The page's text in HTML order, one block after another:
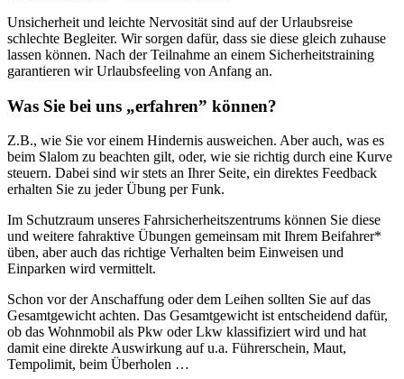
Unsicherheit und leichte Nervosität sind auf der Urlaubsreise
schlechte Begleiter. Wir sorgen dafür, dass sie diese gleich zuhause
lassen können. Nach der Teilnahme an einem Sicherheitstraining
garantieren wir Urlaubsfeeling von Anfang an.
Was Sie bei uns „erfahren” können?
Z.B., wie Sie vor einem Hindernis ausweichen. Aber auch, was es
beim Slalom zu beachten gilt, oder, wie sie richtig durch eine Kurve
steuern. Dabei sind wir stets an Ihrer Seite, ein direktes Feedback
erhalten Sie zu jeder Übung per Funk.
Im Schutzraum unseres Fahrsicherheitszentrums können Sie diese
und weitere fahraktive Übungen gemeinsam mit Ihrem Beifahrer*
üben, aber auch das richtige Verhalten beim Einweisen und
Einparken wird vermittelt.
Schon vor der Anschaffung oder dem Leihen sollten Sie auf das
Gesamtgewicht achten. Das Gesamtgewicht ist entscheidend dafür,
ob das Wohnmobil als Pkw oder Lkw klassifiziert wird und hat
damit eine direkte Auswirkung auf u.a. Führerschein, Maut,
Tempolimit, beim Überholen …